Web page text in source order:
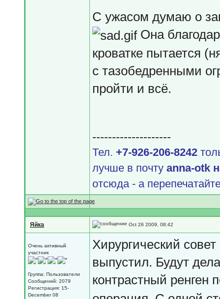
С ужасом думаю о
Она
кроватке пытается
с тазобедренными
пройти и всё.
--------------------
Тел. +7-926-206-8242
лучше в почту аnnа-оtk
отсюда - а
Яйка Oct 26 2009, 08:42
Очень активный
участник
Группа: Пользователи
Сообщений: 2079
Регистрация: 15-
December 08
Хирургический
выпустил. Будут
контрастный ренген